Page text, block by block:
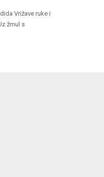
Vrižave ruke i
žmul s